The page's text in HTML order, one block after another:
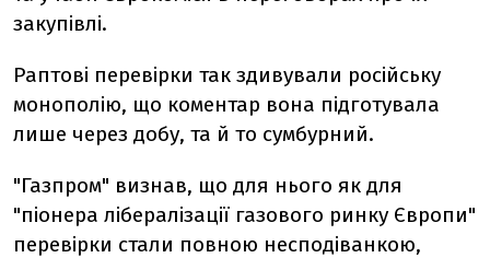
закупівлі.
Раптові перевірки так здивували російську
монополію, що коментар вона підготувала
лише через добу, та й то сумбурний.
"Газпром" визнав, що для нього як для
"піонера лібералізації газового ринку Європи"
перевірки стали повною несподіванкою,